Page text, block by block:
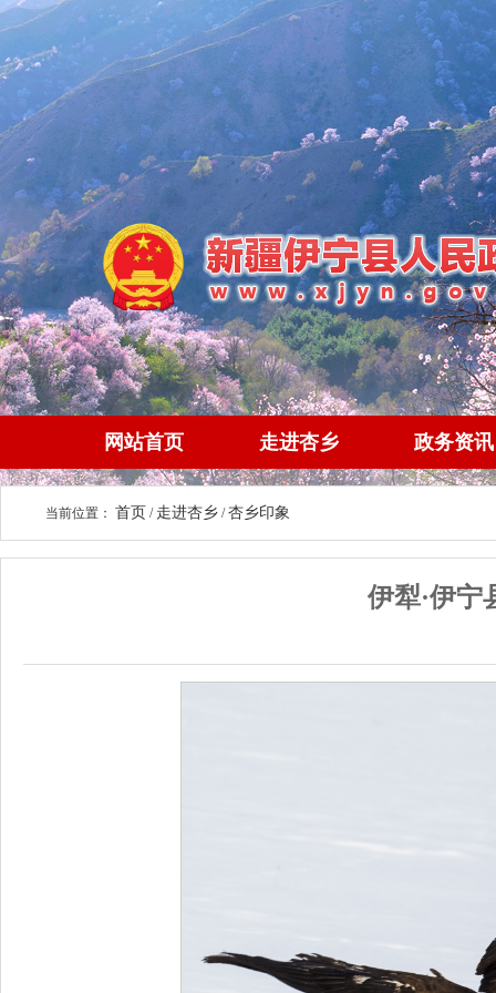
网站首页 走进杏乡 政务资讯
当前位置： 首页 / 走进杏乡 /杏乡印象
伊犁·伊宁